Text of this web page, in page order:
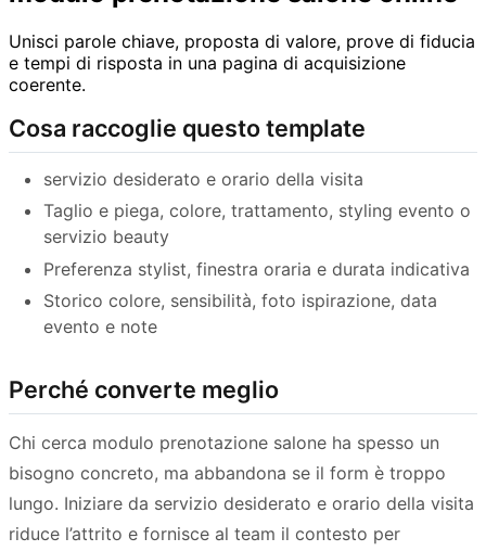
Unisci parole chiave, proposta di valore, prove di fiducia
e tempi di risposta in una pagina di acquisizione
coerente.
Cosa raccoglie questo template
servizio desiderato e orario della visita
Taglio e piega, colore, trattamento, styling evento o
servizio beauty
Preferenza stylist, finestra oraria e durata indicativa
Storico colore, sensibilità, foto ispirazione, data
evento e note
Perché converte meglio
Chi cerca modulo prenotazione salone ha spesso un
bisogno concreto, ma abbandona se il form è troppo
lungo. Iniziare da servizio desiderato e orario della visita
riduce l’attrito e fornisce al team il contesto per